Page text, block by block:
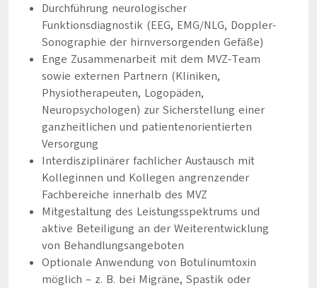
Durchführung neurologischer
Funktionsdiagnostik (EEG, EMG/NLG, Doppler-
Sonographie der hirnversorgenden Gefäße)
Enge Zusammenarbeit mit dem MVZ-Team
sowie externen Partnern (Kliniken,
Physiotherapeuten, Logopäden,
Neuropsychologen) zur Sicherstellung einer
ganzheitlichen und patientenorientierten
Versorgung
Interdisziplinärer fachlicher Austausch mit
Kolleginnen und Kollegen angrenzender
Fachbereiche innerhalb des MVZ
Mitgestaltung des Leistungsspektrums und
aktive Beteiligung an der Weiterentwicklung
von Behandlungsangeboten
Optionale Anwendung von Botulinumtoxin
möglich – z. B. bei Migräne, Spastik oder